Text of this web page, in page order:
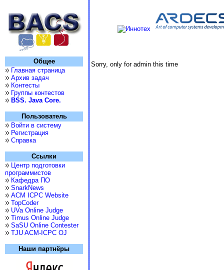
Общее
Главная страница
Архив задач
Контесты
Группы контестов
BSS. Java Core.
Пользователь
Войти в систему
Регистрация
Справка
Ссылки
Центр подготовки
программистов
Кафедра ПО
SnarkNews
ACM ICPC Website
TopCoder
UVa Online Judge
Timus Online Judge
SaSU Online Contester
TJU ACM-ICPC OJ
Наши партнёры
Sorry, only for admin this time